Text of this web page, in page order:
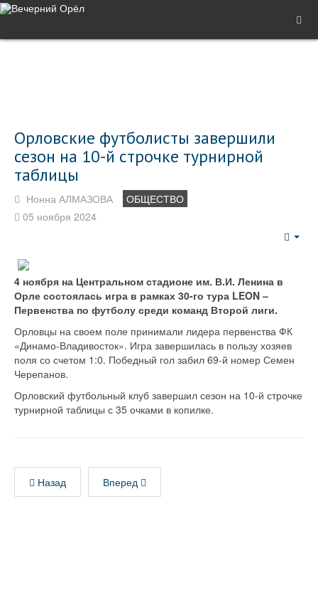
Орловские футболисты завершили
сезон на 10-й строчке турнирной
таблицы
Нонна АЛМАЗОВА
ОБЩЕСТВО
05 ноября 2024
4 ноября на Центральном стадионе им. В.И. Ленина в
Орле состоялась игра в рамках 30-го тура LEON –
Первенства по футболу среди команд Второй лиги.
Орловцы на своем поле принимали лидера первенства ФК
«Динамо-Владивосток». Игра завершилась в пользу хозяев
поля со счетом 1:0. Победный гол забил 69-й номер Семен
Черепанов.
Орловский футбольный клуб завершил сезон на 10-й строчке
турнирной таблицы с 35 очками в копилке.
Назад Вперед